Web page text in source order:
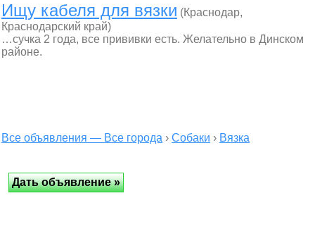
Ищу кабеля для вязки (Краснодар,
Краснодарский край)
…сучка 2 года, все прививки есть. Желательно в Динском
районе.
Все объявления — Все города › Собаки › Вязка